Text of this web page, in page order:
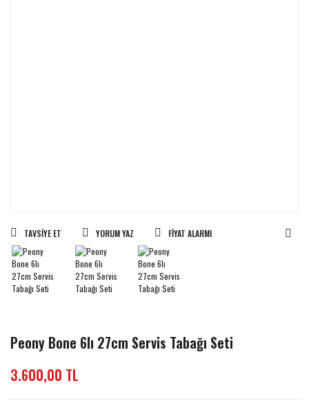
TAVSIYE ET YORUM YAZ FIYAT ALARMI
Peony Bone 6lı 27cm Servis Tabağı Seti
3.600,00 TL